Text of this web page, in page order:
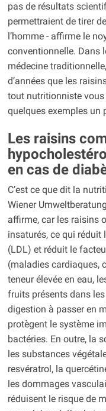
pas de résultats
permettraient de tirer
l’homme - affirme le
conventionnelle. Dans
médecine
d’années que les
tout nutritionniste
quelques exemples un
Les raisins
en cas de
C’est ce que dit la
Wiener
affirme, car les raisins
insaturés, ce qui réduit
(LDL) et réduit le
(maladies cardiaques,
teneur élevée en eau,
fruits présents dans
digestion à passer en
protègent le système
bactéries. En outre, la
les substances
resvératrol, la
les dommages
réduisent le risque de